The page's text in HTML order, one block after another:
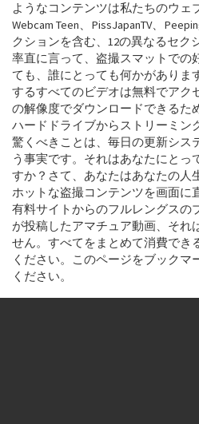
ようなコンテンツは私たちのウェ
Webcam Teen、PissJapanTV、
クションを含む、12の異なるセク
率直に言って、盗撮スマットでの
ても、誰にとっても何かがありま
するすべてのビデオは無料でアク
の解像度でダウンロードできるた
ハードドライブからストリーミン
驚くべきことは、毎日の更新シス
う事実です。それはあなたにとっ
すか？さて、あなたはあなたの人
ホットな盗撮コンテンツを画面に
有料サイトからのフルレングスの
が投稿したアマチュア動画、それ
せん。すべてをまとめて消費でき
ください。このページをブックマ
ください。